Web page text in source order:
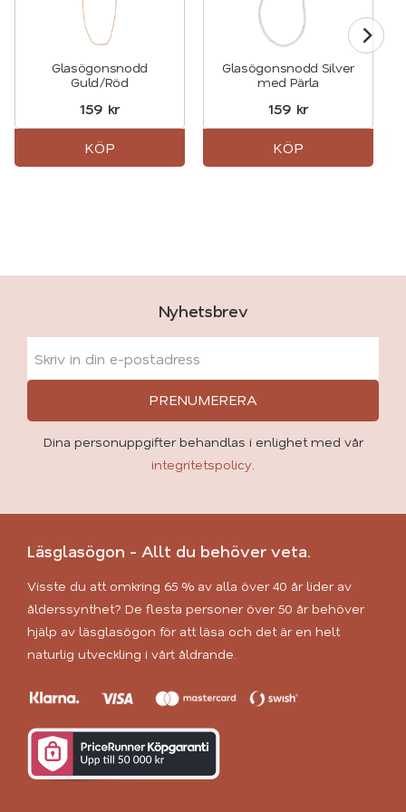
Glasögonsnodd
Guld/Röd
159 kr
KÖP
Glasögonsnodd Silver
med Pärla
159 kr
KÖP
Nyhetsbrev
PRENUMERERA
Dina personuppgifter behandlas i enlighet med vår
integritetspolicy.
Läsglasögon - Allt du behöver veta.
Visste du att omkring 65 % av alla över 40 år lider av
ålderssynthet? De flesta personer över 50 år behöver
hjälp av läsglasögon för att läsa och det är en helt
naturlig utveckling i vårt åldrande.